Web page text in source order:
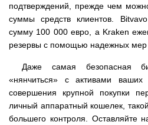
подтверждений, прежде чем
суммы средств клиентов.
сумму 100 000 евро, а Kraken
резервы с помощью надежных мер
Даже самая безопасная
«нянчиться» с активами ваших
совершения крупной покупки
личный аппаратный кошелек,
большего контроля. Оставляйте